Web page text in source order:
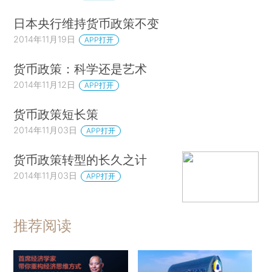
日本央行维持货币政策不变
2014年11月19日 APP打开
货币政策：科学还是艺术
2014年11月12日 APP打开
货币政策短长策
2014年11月03日 APP打开
货币政策转型的长久之计
2014年11月03日 APP打开
推荐阅读